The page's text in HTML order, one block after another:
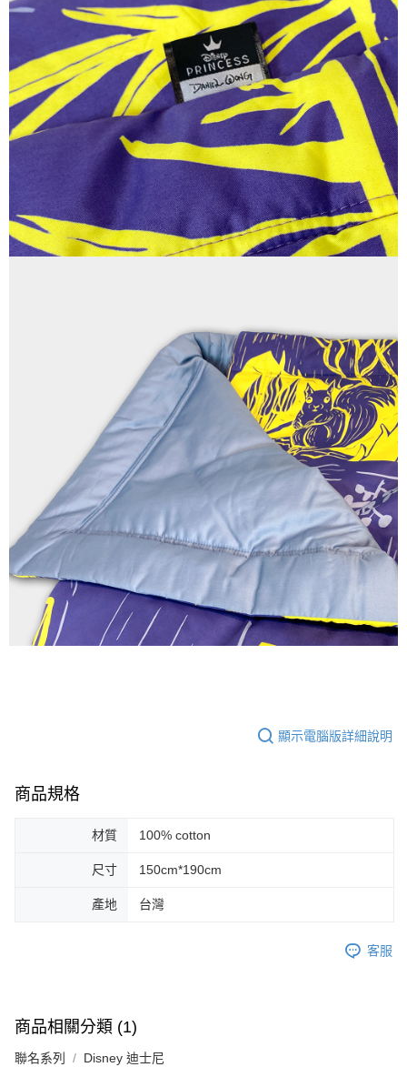
顯示電腦版詳細說明
商品規格
材質 100% cotton
尺寸 150cm*190cm
產地 台灣
客服
商品相關分類 (1)
聯名系列 Disney 迪士尼